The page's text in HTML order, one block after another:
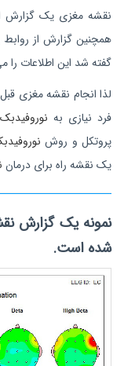
نقشه مغزی یک گزارش
همچنین گزارش از
گفته شد این اطلاعات را
لذا انجام نقشه مغزی قبل
فرد نیازی به نوروفیدبک
پروتکل و روش
یک نقشه راه برای درمان
شده است.